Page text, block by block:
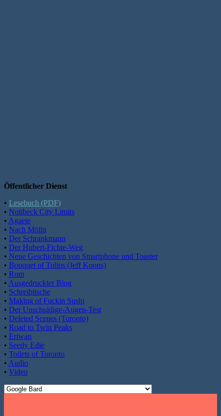
Öffentlicher Dienst
• Lesebuch (PDF)
• Nottbeck City Limits
• Agaete
• Nach Mölln
• Der Schrankmann
• Der Hubert-Fichte-Weg
• Neue Geschichten von Smartphone und Toaster
• Bouquet of Tulips (Jeff Koons)
• Rom
• Ausgedruckter Blog
• Schreibtische
• Making of Fuckin Sushi
• Der Unschuldige-Augen-Test
• Deleted Scenes (Toronto)
• Road to Twin Peaks
• Eriwan
• Seedy Edie
• Toilets of Toronto
• Audio
• Video